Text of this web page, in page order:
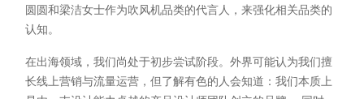
圆圆和梁洁女士作为吹风机品类的代言人，来强化相关品类的
认知。
在出海领域，我们尚处于初步尝试阶段。外界可能认为我们擅
长线上营销与流量运营，但了解有色的人会知道：我们本质上